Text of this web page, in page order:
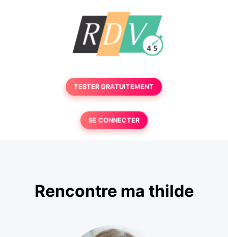
TESTER GRATUITEMENT
SE CONNECTER
Rencontre ma thilde